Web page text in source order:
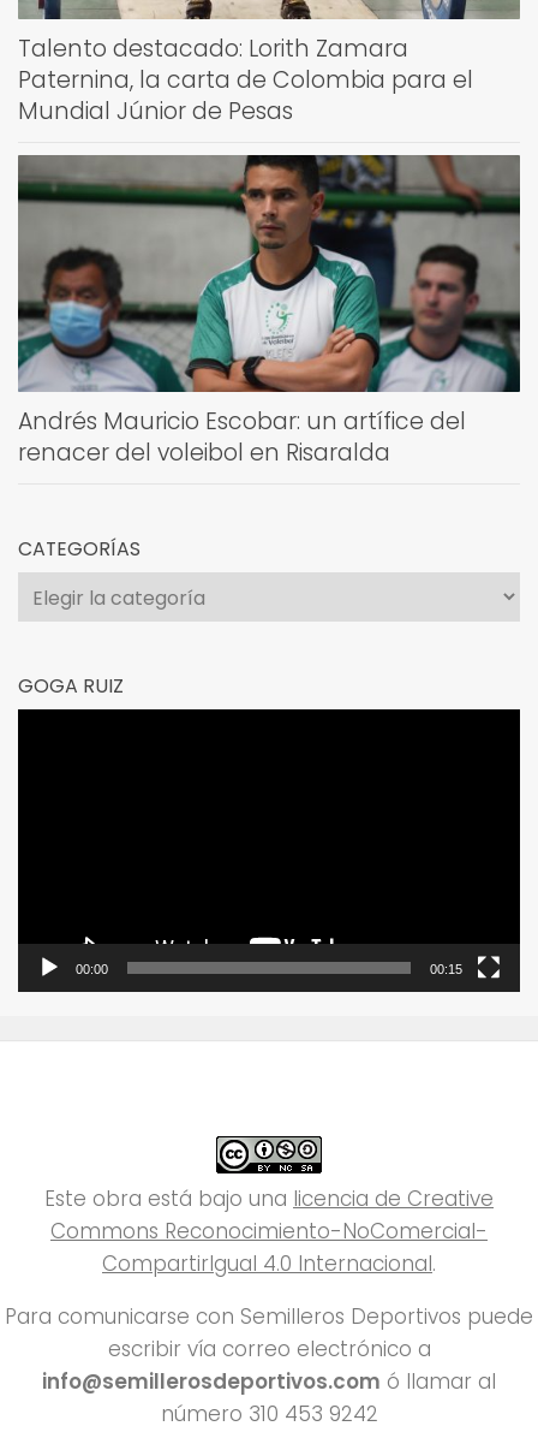
Talento destacado: Lorith Zamara
Paternina, la carta de Colombia para el
Mundial Júnior de Pesas
Andrés Mauricio Escobar: un artífice del
renacer del voleibol en Risaralda
CATEGORÍAS
Categorías
GOGA RUIZ
00:00 00:15
Este obra está bajo una licencia de Creative
Commons Reconocimiento-NoComercial-
CompartirIgual 4.0 Internacional.
Para comunicarse con Semilleros Deportivos puede
escribir vía correo electrónico a
info@semillerosdeportivos.com ó llamar al
número 310 453 9242